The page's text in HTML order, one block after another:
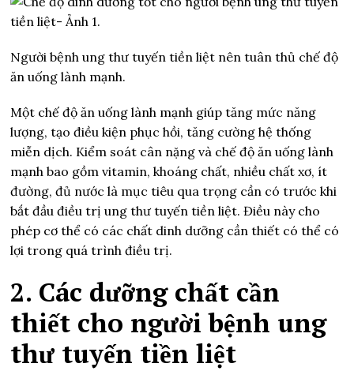
Người bệnh ung thư tuyến tiền liệt nên tuân thủ chế độ
ăn uống lành mạnh.
Một chế độ ăn uống lành mạnh giúp tăng mức năng
lượng, tạo điều kiện phục hồi, tăng cường hệ thống
miễn dịch. Kiểm soát cân nặng và chế độ ăn uống lành
mạnh bao gồm vitamin, khoáng chất, nhiều chất xơ, ít
đường, đủ nước là mục tiêu qua trọng cần có trước khi
bắt đầu điều trị ung thư tuyến tiền liệt. Điều này cho
phép cơ thể có các chất dinh dưỡng cần thiết có thể có
lợi trong quá trình điều trị.
2. Các dưỡng chất cần
thiết cho người bệnh ung
thư tuyến tiền liệt